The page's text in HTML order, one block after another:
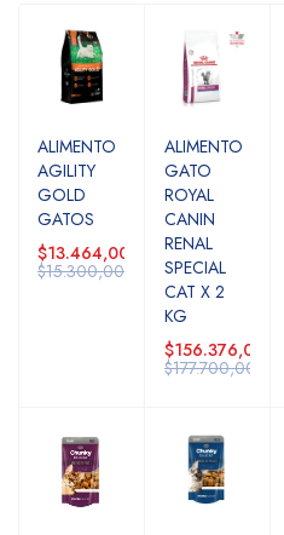
ALIMENTO
AGILITY
GOLD
GATOS
$13.464,00
$15.300,00
ALIMENTO
GATO
ROYAL
CANIN
RENAL
SPECIAL
CAT X 2
KG
$156.376,00
$177.700,00